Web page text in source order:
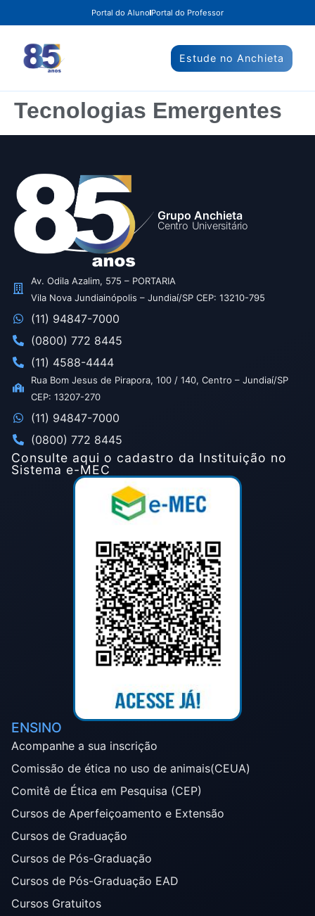
Portal do Aluno Portal do Professor
Estude no Anchieta
Tecnologias Emergentes
Grupo Anchieta
Centro Universitário
Av. Odila Azalim, 575 – PORTARIA
Vila Nova Jundiainópolis – Jundiaí/SP CEP: 13210-795
(11) 94847-7000
(0800) 772 8445
(11) 4588-4444
Rua Bom Jesus de Pirapora, 100 / 140, Centro – Jundiaí/SP
CEP: 13207-270
(11) 94847-7000
(0800) 772 8445
Consulte aqui o cadastro da Instituição no
Sistema e-MEC
ENSINO
Acompanhe a sua inscrição
Comissão de ética no uso de animais(CEUA)
Comitê de Ética em Pesquisa (CEP)
Cursos de Aperfeiçoamento e Extensão
Cursos de Graduação
Cursos de Pós-Graduação
Cursos de Pós-Graduação EAD
Cursos Gratuitos